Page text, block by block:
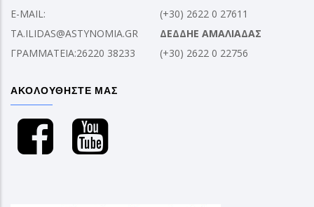
E-MAIL:
TA.ILIDAS@ASTYNOMIA.GR
ΓΡΑΜΜΑΤΕΙΑ:26220 38233
(+30) 2622 0 27611
ΔΕΔΔΗΕ ΑΜΑΛΙΑΔΑΣ
(+30) 2622 0 22756
ΑΚΟΛΟΥΘΗΣΤΕ ΜΑΣ